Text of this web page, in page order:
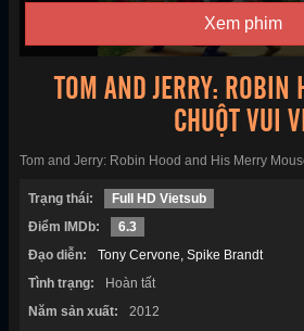
Xem phim
TOM AND JERRY: ROBIN
CHUỘT VUI
Tom and Jerry: Robin Hood and His Merry
Trạng thái:
Full HD Vietsub
Điểm IMDb:
6.3
Đạo diễn:
Tony Cervone Spike Brandt
Tình trạng:
Hoàn tất
Năm sản xuất:
2012